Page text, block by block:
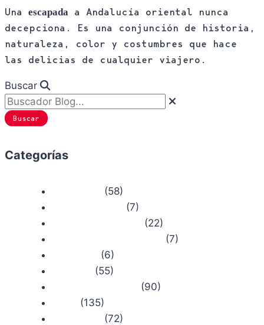
Una escapada a Andalucía oriental nunca
decepciona. Es una conjunción de historia,
naturaleza, color y costumbres que hace
las delicias de cualquier viajero.
Buscar
Buscar
Categorías
(58)
(7)
(22)
(7)
(6)
(55)
(90)
(135)
(72)